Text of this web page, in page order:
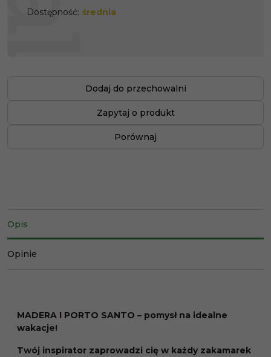
Dostępność: średnia
Dodaj do przechowalni
Zapytaj o produkt
Porównaj
Opis
Opinie
MADERA I PORTO SANTO – pomysł na idealne
wakacje!
Twój inspirator zaprowadzi cię w każdy zakamarek